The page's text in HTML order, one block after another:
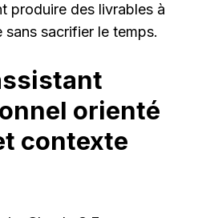
produire des livrables à
sans sacrifier le temps.
orienté
contexte